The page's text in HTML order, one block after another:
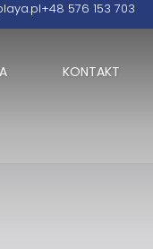
+48 576 153 703
KONTAKT